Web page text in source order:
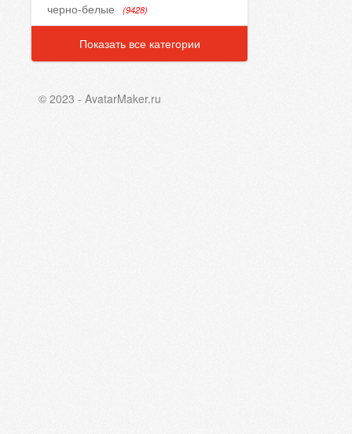
черно-белые (9428)
Показать все категории
© 2023 - AvatarMaker.ru